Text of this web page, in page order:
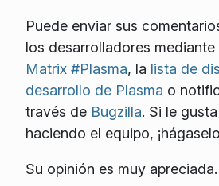
Puede enviar sus
los desarrolladores mediante
Matrix #Plasma, la lista de
desarrollo de Plasma o
través de Bugzilla. Si le
haciendo el equipo,
Su opinión es muy apreciada.